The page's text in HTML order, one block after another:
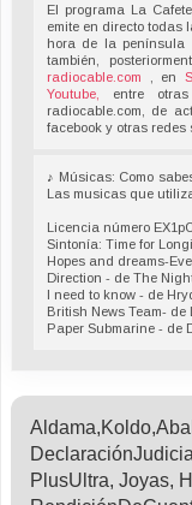
El programa La
emite en directo todas
hora de la península
también,
radiocable.com
, en
Youtube,
entre
radiocable.com, de
facebook y otras redes
♪ Músicas: Como
Las musicas que
Licencia número
Sintonía: Time for
Hopes and dreams-
Direction - de The
I need to know - de
British News Team- de
Paper Submarine - de
PlusUltra, Joyas,